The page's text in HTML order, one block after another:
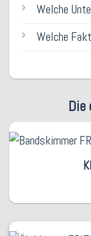
Welche
Welche
Die